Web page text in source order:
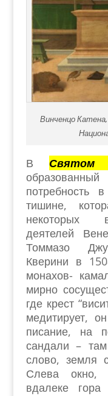
Винченцо
В Святом
потребность
тишине,
некоторых
деятелей
Томмазо
Кверини в
монахов-
мирно
где крест
медитирует,
писание, на
сандали –
слово, земля
Слева окно,
вдалеке